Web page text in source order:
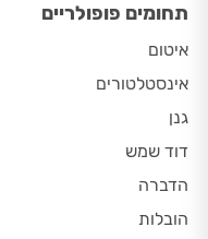
תחומים פופולריים
איטום
אינסטלטורים
גנן
דוד שמש
הדברה
הובלות